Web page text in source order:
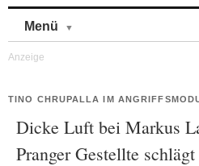
Menü
TINO CHRUPALLA IM
Dicke Luft bei Markus
Pranger Gestellte